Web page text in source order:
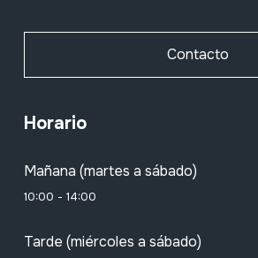
Contacto
Horario
Mañana (martes a sábado)
10:00 - 14:00
Tarde (miércoles a sábado)